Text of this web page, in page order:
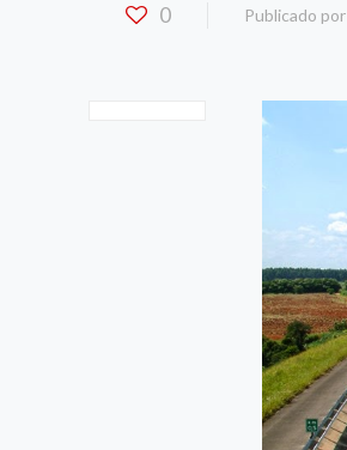
0 Publicado por